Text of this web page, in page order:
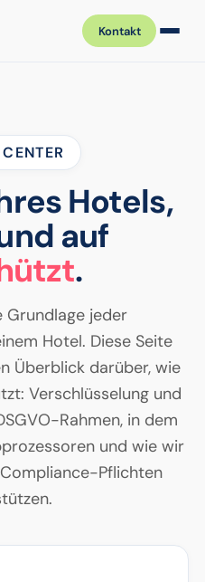
Kontakt
Hotels,
auf
.
jeder
Hotel. Diese Seite
Überblick darüber, wie
Verschlüsselung und
Rahmen, in dem
und wie wir
Pflichten